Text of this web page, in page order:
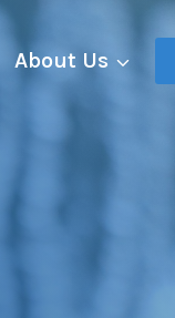
About Us